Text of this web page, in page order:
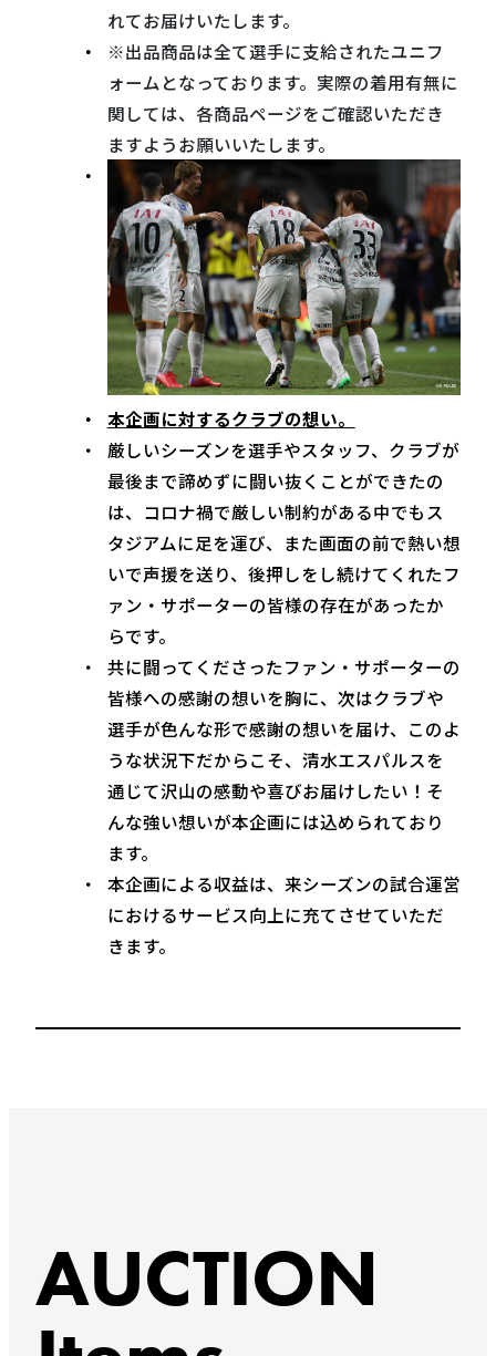
れてお届けいたします。
※出品商品は全て選手に支給されたユニフ
ォームとなっております。実際の着用有無に
関しては、各商品ページをご確認いただき
ますようお願いいたします。
本企画に対するクラブの想い。
厳しいシーズンを選手やスタッフ、クラブが
最後まで諦めずに闘い抜くことができたの
は、コロナ禍で厳しい制約がある中でもス
タジアムに足を運び、また画面の前で熱い想
いで声援を送り、後押しをし続けてくれたフ
ァン・サポーターの皆様の存在があったか
らです。
共に闘ってくださったファン・サポーターの
皆様への感謝の想いを胸に、次はクラブや
選手が色んな形で感謝の想いを届け、このよ
うな状況下だからこそ、清水エスパルスを
通じて沢山の感動や喜びお届けしたい！そ
んな強い想いが本企画には込められており
ます。
本企画による収益は、来シーズンの試合運営
におけるサービス向上に充てさせていただ
きます。
AUCTION